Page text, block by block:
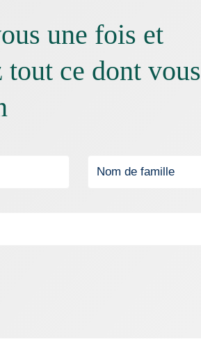
une fois et
tout ce dont vous